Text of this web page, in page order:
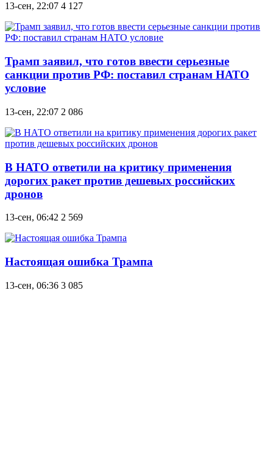
13-сен, 22:07 4 127
Трамп заявил, что готов ввести серьезные
санкции против РФ: поставил странам НАТО
условие
13-сен, 22:07 2 086
В НАТО ответили на критику применения
дорогих ракет против дешевых российских
дронов
13-сен, 06:42 2 569
Настоящая ошибка Трампа
13-сен, 06:36 3 085